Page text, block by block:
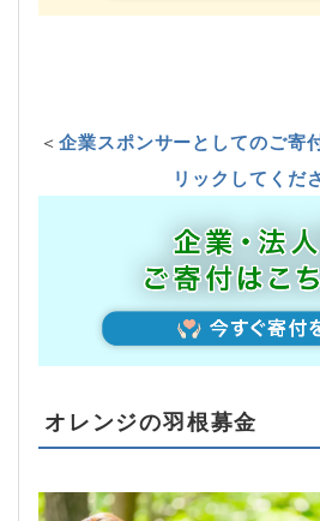
＜企業スポンサーとしてのご寄
リックしてくだ
オレンジの羽根募金